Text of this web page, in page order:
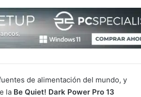
de alimentación del mundo, y
la Be Quiet! Dark Power Pro 13